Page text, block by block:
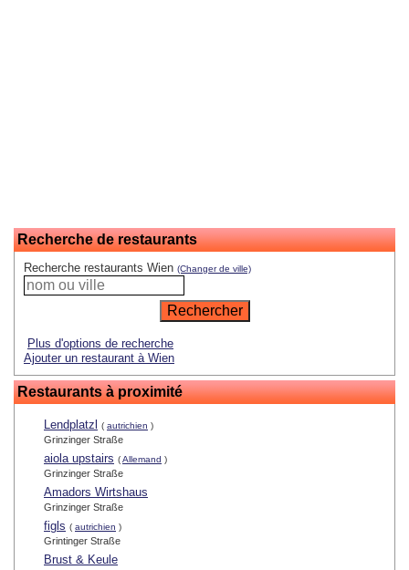
Recherche de restaurants
Recherche restaurants Wien (Changer de ville)
Plus d'options de recherche
Ajouter un restaurant à Wien
Restaurants à proximité
Lendplatzl ( autrichien )
Grinzinger Straße
aiola upstairs (Allemand )
Grinzinger Straße
Amadors Wirtshaus
Grinzinger Straße
figls ( autrichien )
Grintinger Straße
Brust & Keule